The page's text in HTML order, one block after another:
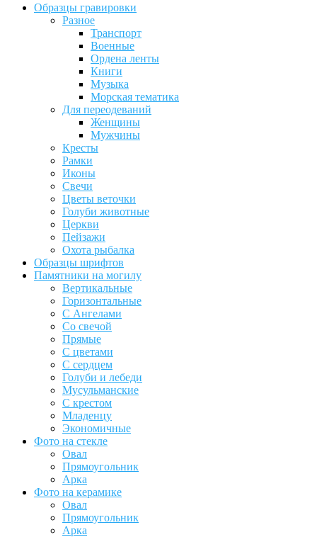
Образцы гравировки
Разное
Транспорт
Военные
Ордена ленты
Книги
Музыка
Морская тематика
Для переодеваний
Женщины
Мужчины
Кресты
Рамки
Иконы
Свечи
Цветы веточки
Голуби животные
Церкви
Пейзажи
Охота рыбалка
Образцы шрифтов
Памятники на могилу
Вертикальные
Горизонтальные
С Ангелами
Со свечой
Прямые
С цветами
С сердцем
Голуби и лебеди
Мусульманские
С крестом
Младенцу
Экономичные
Фото на стекле
Овал
Прямоугольник
Арка
Фото на керамике
Овал
Прямоугольник
Арка